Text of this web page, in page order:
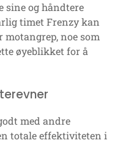
sine og håndtere
timet Frenzy kan
motangrep, noe som
øyeblikket for å
med andre
totale effektiviteten i